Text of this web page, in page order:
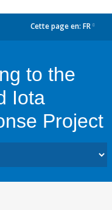
Cette page en: FR
to the
Iota
Project